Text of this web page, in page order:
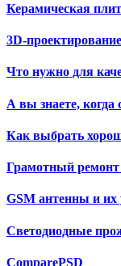
Керамическая
3D-
Что нужно для
А вы знаете, когда
Как выбрать
Грамотный ремонт
GSM антенны и их
Светодиодные
ComparePSD